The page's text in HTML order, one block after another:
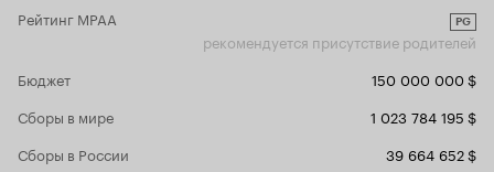
идеален в детских мечтах, во взрослой
желаю всем осуществить главную мечту и идти
твердой походкой к достижению своих целей,
очень рад, что моя юбилейная
мультипликации.
Рейтинг MPAA
PG
рекомендуется присутствие родителей
Бюджет
150 000 000 $
Сборы в мире
1 023 784 195 $
Сборы в России
39 664 652 $